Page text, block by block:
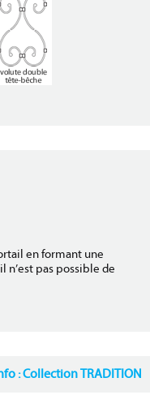
en formant une
pas possible de
: Collection TRADITION